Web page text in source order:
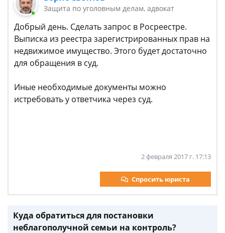
Защита по уголовным делам, адвокат
Добрый день. Сделать запрос в Росреестре.
Выписка из реестра зарегистрированных прав на
недвижимое имущество. Этого будет достаточно
для обращения в суд.
Иные необходимые документы можно
истребовать у ответчика через суд.
2 февраля 2017 г. 17:13
Спросить юриста
Куда обратиться для постановки
неблагополучной семьи на контроль?